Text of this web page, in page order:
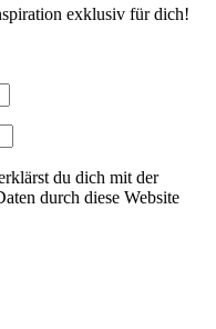
exklusiv für dich!
du dich mit der
durch diese Website